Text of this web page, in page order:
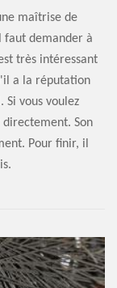
maîtrise de
faut demander à
très intéressant
a la réputation
vous voulez
Son
Pour finir, il